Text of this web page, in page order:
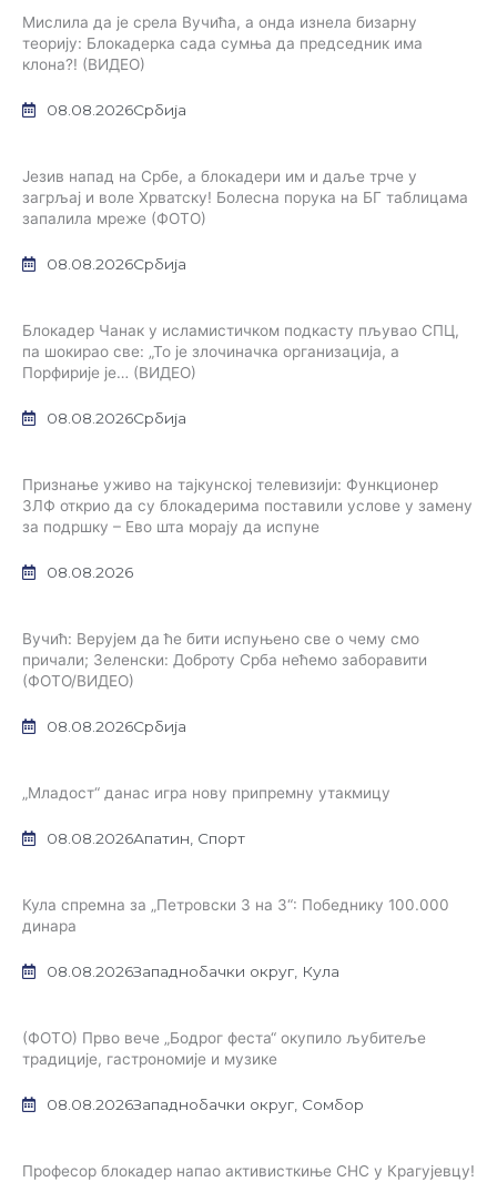
Мислила да је срела Вучића, а онда изнела бизарну
теорију: Блокадерка сада сумња да председник има
клона?! (ВИДЕО)
08.08.2026Србија
Језив напад на Србе, а блокадери им и даље трче у
загрљај и воле Хрватску! Болесна порука на БГ таблицама
запалила мреже (ФОТО)
08.08.2026Србија
Блокадер Чанак у исламистичком подкасту пљувао СПЦ,
па шокирао све: „То је злочиначка организација, а
Порфирије је… (ВИДЕО)
08.08.2026Србија
Признање уживо на тајкунској телевизији: Функционер
ЗЛФ открио да су блокадерима поставили услове у замену
за подршку – Ево шта морају да испуне
08.08.2026
Вучић: Верујем да ће бити испуњено све о чему смо
причали; Зеленски: Доброту Срба нећемо заборавити
(ФОТО/ВИДЕО)
08.08.2026Србија
„Младост“ данас игра нову припремну утакмицу
08.08.2026Апатин, Спорт
Кула спремна за „Петровски 3 на 3“: Победнику 100.000
динара
08.08.2026Западнобачки округ, Кула
(ФОТО) Прво вече „Бодрог феста“ окупило љубитеље
традиције, гастрономије и музике
08.08.2026Западнобачки округ, Сомбор
Професор блокадер напао активисткиње СНС у Крагујевцу!